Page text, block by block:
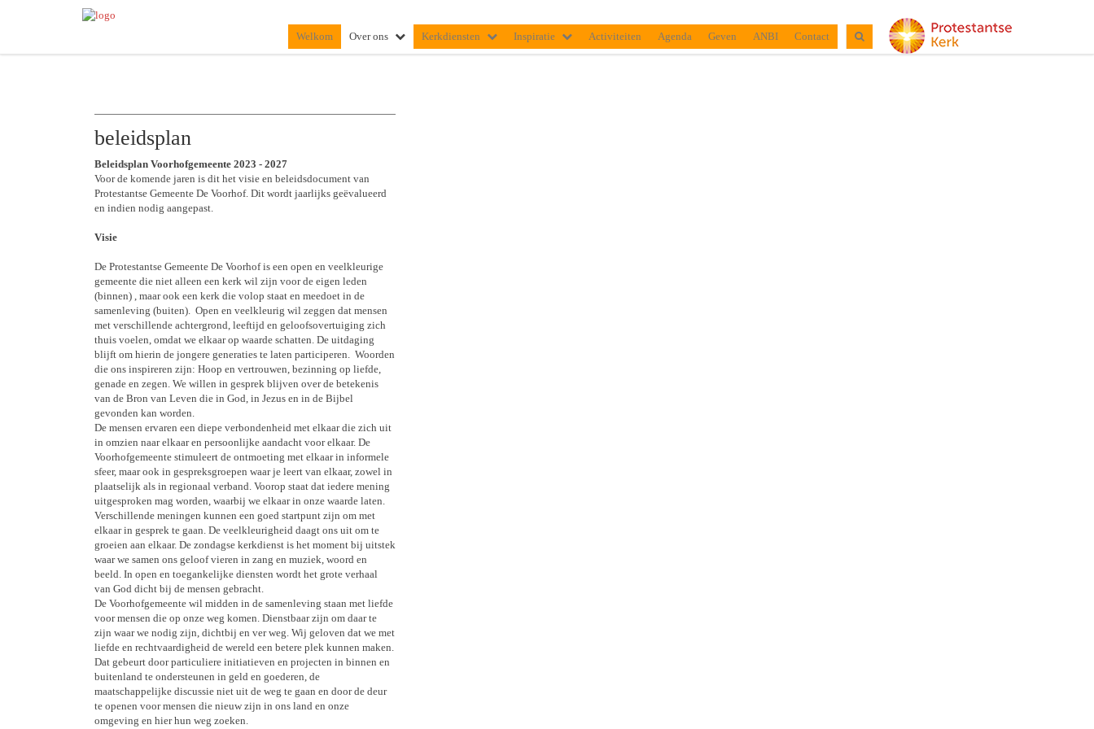
Welkom Over ons Kerkdiensten Inspiratie Activiteiten Agenda Geven ANBI Contact
beleidsplan
Beleidsplan Voorhofgemeente 2023 - 2027
Voor de komende jaren is dit het visie en beleidsdocument van
Protestantse Gemeente De Voorhof. Dit wordt jaarlijks geëvalueerd
en indien nodig aangepast.
Visie
De Protestantse Gemeente De Voorhof is een open en veelkleurige
gemeente die niet alleen een kerk wil zijn voor de eigen leden
(binnen) , maar ook een kerk die volop staat en meedoet in de
samenleving (buiten). Open en veelkleurig wil zeggen dat mensen
met verschillende achtergrond, leeftijd en geloofsovertuiging zich
thuis voelen, omdat we elkaar op waarde schatten. De uitdaging
blijft om hierin de jongere generaties te laten participeren. Woorden
die ons inspireren zijn: Hoop en vertrouwen, bezinning op liefde,
genade en zegen. We willen in gesprek blijven over de betekenis
van de Bron van Leven die in God, in Jezus en in de Bijbel
gevonden kan worden.
De mensen ervaren een diepe verbondenheid met elkaar die zich uit
in omzien naar elkaar en persoonlijke aandacht voor elkaar. De
Voorhofgemeente stimuleert de ontmoeting met elkaar in informele
sfeer, maar ook in gespreksgroepen waar je leert van elkaar, zowel in
plaatselijk als in regionaal verband. Voorop staat dat iedere mening
uitgesproken mag worden, waarbij we elkaar in onze waarde laten.
Verschillende meningen kunnen een goed startpunt zijn om met
elkaar in gesprek te gaan. De veelkleurigheid daagt ons uit om te
groeien aan elkaar. De zondagse kerkdienst is het moment bij uitstek
waar we samen ons geloof vieren in zang en muziek, woord en
beeld. In open en toegankelijke diensten wordt het grote verhaal
van God dicht bij de mensen gebracht.
De Voorhofgemeente wil midden in de samenleving staan met liefde
voor mensen die op onze weg komen. Dienstbaar zijn om daar te
zijn waar we nodig zijn, dichtbij en ver weg. Wij geloven dat we met
liefde en rechtvaardigheid de wereld een betere plek kunnen maken.
Dat gebeurt door particuliere initiatieven en projecten in binnen en
buitenland te ondersteunen in geld en goederen, de
maatschappelijke discussie niet uit de weg te gaan en door de deur
te openen voor mensen die nieuw zijn in ons land en onze
omgeving en hier hun weg zoeken.